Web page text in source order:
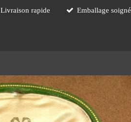
Livraison rapide Emballage soigné